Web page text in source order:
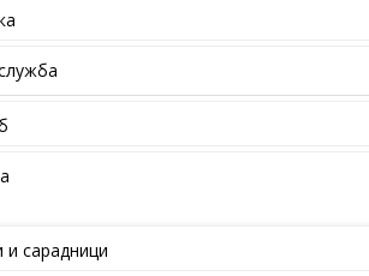
и сарадници